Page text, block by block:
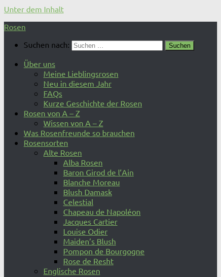
Unter dem Inhalt
Rosen
Suchen nach:
Über uns
Meine Lieblingsrosen
Neu in diesem Jahr
FAQs
Kurze Geschichte der Rosen
Rosen von A – Z
Wissen von A – Z
Was Rosenfreunde so brauchen
Rosensorten
Alte Rosen
Alba Rosen
Baron Girod de l’Ain
Blanche Moreau
Blush Damask
Celestial
Chapeau de Napoléon
Jacques Cartier
Louise Odier
Maiden’s Blush
Pompon de Bourgogne
Rose de Resht
Englische Rosen